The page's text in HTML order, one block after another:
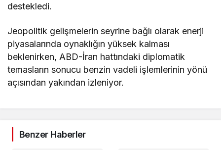
destekledi.
Jeopolitik gelişmelerin seyrine bağlı olarak enerji
piyasalarında oynaklığın yüksek kalması
beklenirken, ABD-İran hattındaki diplomatik
temasların sonucu benzin vadeli işlemlerinin yönü
açısından yakından izleniyor.
Benzer Haberler